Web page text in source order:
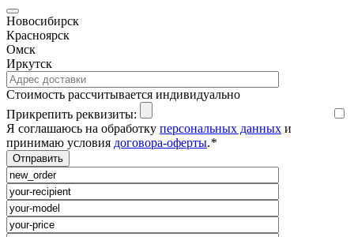
Новосибирск
Красноярск
Омск
Иркутск
Cтоимость рассчитывается индивидуально
Прикрепить реквизиты:
Я соглашаюсь на обработку персональных данных и
принимаю условия договора-оферты.*